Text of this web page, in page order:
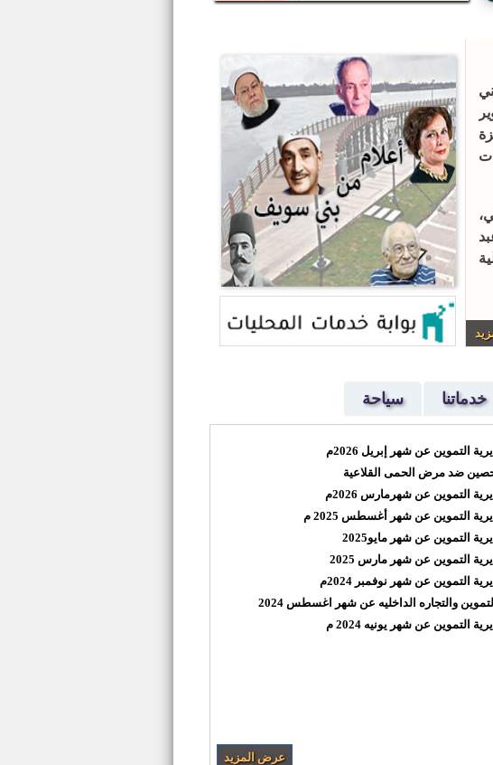
التموين عن شهر إبريل 2026م
ضد مرض الحمى القلاعية
التموين عن شهرمارس 2026م
التموين عن شهر أغسطس 2025 م
التموين عن شهر مايو2025
التموين عن شهر مارس 2025
التموين عن شهر نوفمبر 2024م
والتجاره الداخليه عن شهر اغسطس 2024
التموين عن شهر يونيه 2024 م
عرض المزيد
خدماتنا سياحة